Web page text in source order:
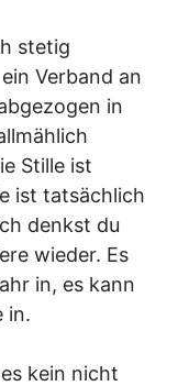
stetig
Verband an
in
Stille ist
ist tatsächlich
denkst du
wieder. Es
in, es kann
in.
kein nicht